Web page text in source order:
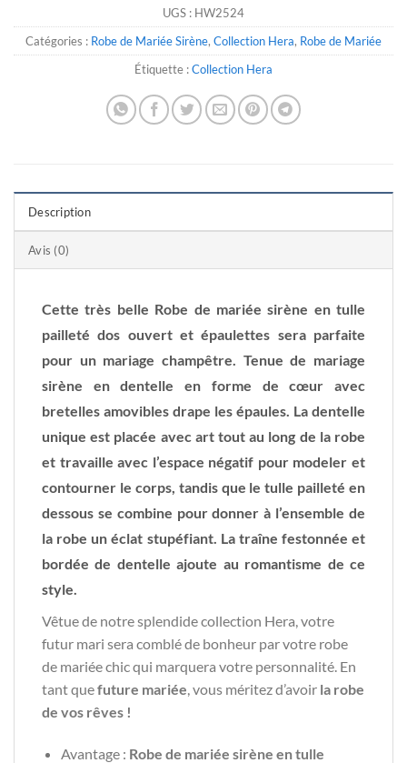
UGS : HW2524
Catégories : Robe de Mariée Sirène, Collection Hera, Robe de Mariée
Étiquette :Collection Hera
Description
Avis (0)
Cette très belle Robe de mariée sirène en tulle
pailleté dos ouvert et épaulettes sera parfaite
pour un mariage champêtre. Tenue de mariage
sirène en dentelle en forme de cœur avec
bretelles amovibles drape les épaules. La dentelle
unique est placée avec art tout au long de la robe
et travaille avec l’espace négatif pour modeler et
contourner le corps, tandis que le tulle pailleté en
dessous se combine pour donner à l’ensemble de
la robe un éclat stupéfiant. La traîne festonnée et
bordée de dentelle ajoute au romantisme de ce
style.
Vêtue de notre splendide collection Hera, votre
futur mari sera comblé de bonheur par votre robe
de mariée chic qui marquera votre personnalité. En
tant quefuture mariée, vous méritez d’avoir la robe
de vos rêves !
Avantage : Robe de mariée sirène en tulle